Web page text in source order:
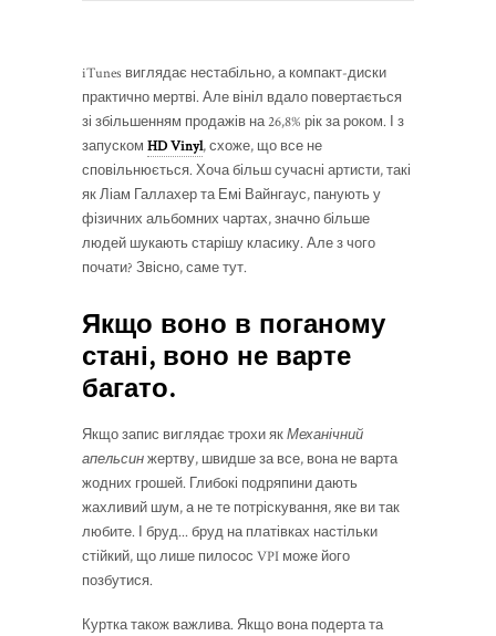
iTunes виглядає нестабільно, а компакт-диски
практично мертві. Але вініл вдало повертається
зі збільшенням продажів на 26,8% рік за роком. І з
запуском HD Vinyl, схоже, що все не
сповільнюється. Хоча більш сучасні артисти, такі
як Ліам Галлахер та Емі Вайнгаус, панують у
фізичних альбомних чартах, значно більше
людей шукають старішу класику. Але з чого
почати? Звісно, саме тут.
Якщо воно в поганому
стані, воно не варте
багато.
Якщо запис виглядає трохи якМеханічний
апельсинжертву, швидше за все, вона не варта
жодних грошей. Глибокі подряпини дають
жахливий шум, а не те потріскування, яке ви так
любите. І бруд... бруд на платівках настільки
стійкий, що лише пилосос VPI може його
позбутися.
Куртка також важлива. Якщо вона подерта та